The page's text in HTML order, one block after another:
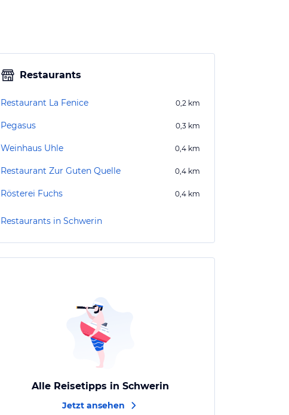
Restaurants
Restaurant La Fenice 0,2 km
Pegasus 0,3 km
Weinhaus Uhle 0,4 km
Restaurant Zur Guten Quelle 0,4 km
Rösterei Fuchs 0,4 km
Restaurants in Schwerin
Alle Reisetipps in Schwerin
Jetzt ansehen